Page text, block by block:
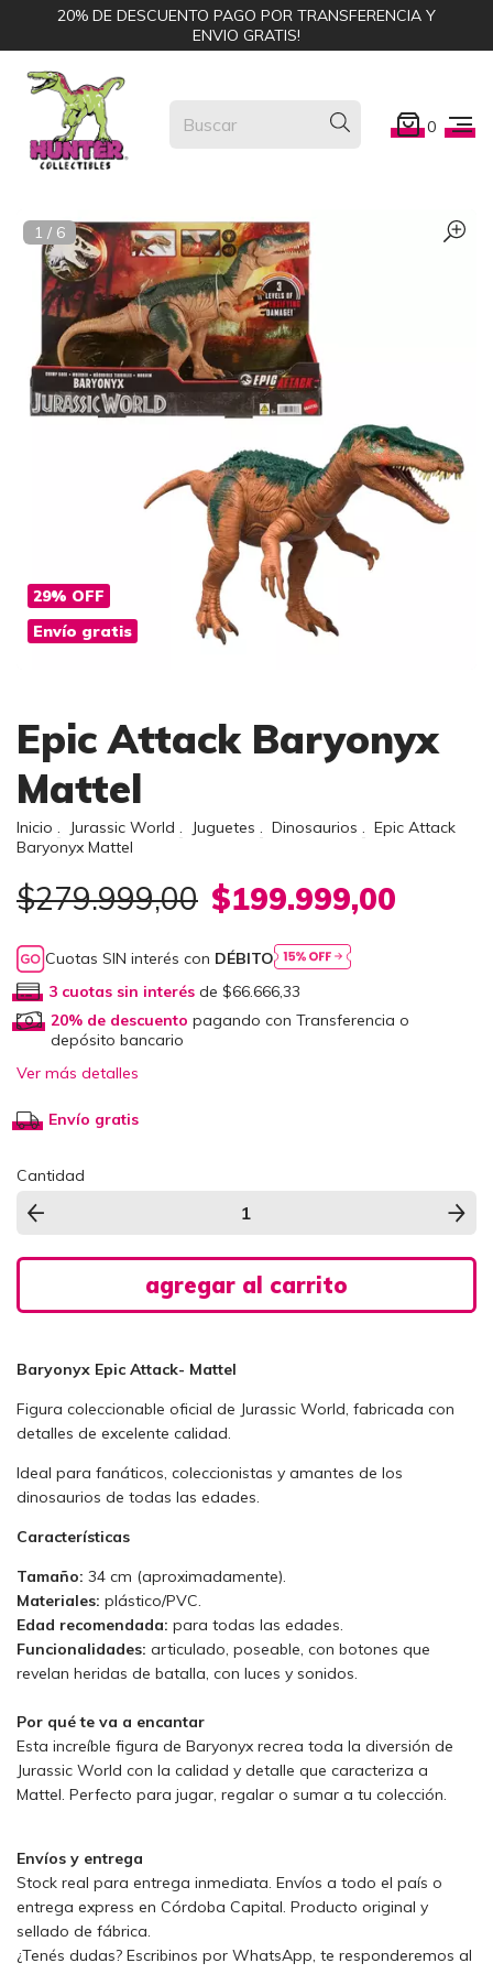
20% DE DESCUENTO PAGO POR TRANSFERENCIA Y
ENVIO GRATIS!
0
Epic Attack Baryonyx
Mattel
Inicio . Jurassic World . Juguetes . Dinosaurios . Epic Attack
Baryonyx Mattel
$279.999,00 $199.999,00
Cuotas SIN interés con DÉBITO
3cuotas sin interésde $66.666,33
20% de descuento pagando con Transferencia o
depósito bancario
Ver más detalles
Envío gratis
Cantidad
Baryonyx Epic Attack- Mattel
Figura coleccionable oficial de Jurassic World, fabricada con
detalles de excelente calidad.
Ideal para fanáticos, coleccionistas y amantes de los
dinosaurios de todas las edades.
Características
Tamaño: 34 cm (aproximadamente).
Materiales: plástico/PVC.
Edad recomendada: para todas las edades.
Funcionalidades: articulado, poseable, con botones que
revelan heridas de batalla, con luces y sonidos.
Por qué te va a encantar
Esta increíble figura de Baryonyx recrea toda la diversión de
Jurassic World con la calidad y detalle que caracteriza a
Mattel. Perfecto para jugar, regalar o sumar a tu colección.
Envíos y entrega
Stock real para entrega inmediata. Envíos a todo el país o
entrega express en Córdoba Capital. Producto original y
sellado de fábrica.
¿Tenés dudas? Escribinos por WhatsApp, te responderemos al
29% OFF
Envío gratis
1 / 6